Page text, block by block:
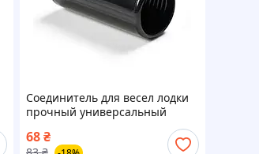
Соединитель для весел лодки
прочный универсальный
68₴